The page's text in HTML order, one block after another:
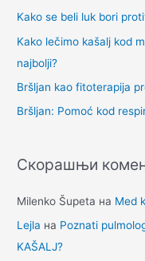
а
з
а
:
Kako se beli luk bori
Kako lečimo kašalj kod
najbolji?
Bršljan kao fitoterapija
Bršljan: Pomoć kod
Скорашњи
Milenko Šupeta на Med
Lejla на Poznati
KAŠALJ?